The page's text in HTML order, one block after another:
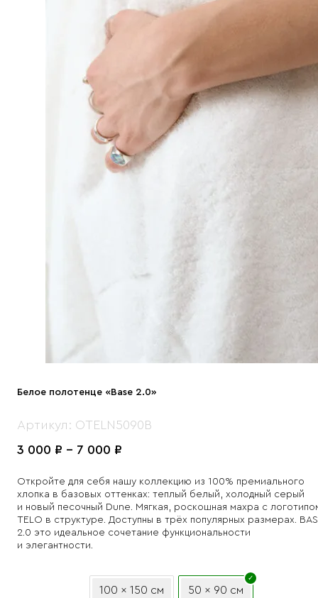
Белое полотенце «Base 2.0»
Артикул: OTELN5090B
3 000 ₽ – 7 000 ₽
3
000 ₽
through
7
Откройте для себя нашу коллекцию из 100% премиального
хлопка в базовых оттенках: теплый белый, холодный серый
и новый песочный Dune. Мягкая, роскошная махра с
TELO в структуре. Доступны в трёх популярных размерах.
2.0 это идеальное сочетание функциональности
и элегантности.
100 x 150 см 50 x 90 см